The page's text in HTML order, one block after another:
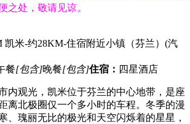
之处，敬请见谅。
凯米-约28KM-住宿附近小镇（芬兰） (汽
餐[包含]晚餐[包含]住宿： 四星酒店
内观光，凯米位于芬兰的中心地带，是座
离北极圈仅一个多小时的车程。冬季的漫
、瑰丽无比的极光和天空闪烁着的星星，